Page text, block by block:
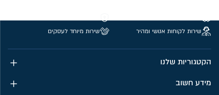
שירות לקוחות אנושי ומהיר
שירות מיוחד לעסקים
הקטגוריות שלנו
מידע חשוב